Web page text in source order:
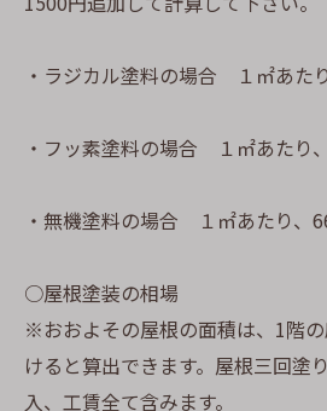
・ラジカル塗料の場合 １㎡あた
・フッ素塗料の場合 １㎡あたり
・無機塗料の場合 １㎡あたり、
○屋根塗装の相場
※おおよその屋根の面積は、1階
けると算出できます。屋根三回塗
入、工賃全て含みます。